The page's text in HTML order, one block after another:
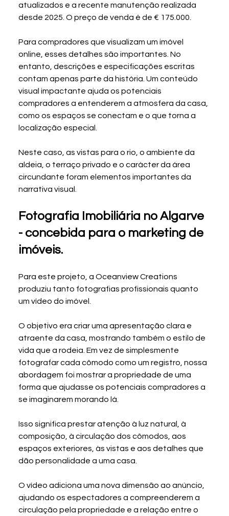
atualizados e a recente manutenção realizada
desde 2025. O preço de venda é de € 175.000.
Para compradores que visualizam um imóvel
online, esses detalhes são importantes. No
entanto, descrições e especificações escritas
contam apenas parte da história. Um conteúdo
visual impactante ajuda os potenciais
compradores a entenderem a atmosfera da casa,
como os espaços se conectam e o que torna a
localização especial.
Neste caso, as vistas para o rio, o ambiente da
aldeia, o terraço privado e o carácter da área
circundante foram elementos importantes da
narrativa visual.
Fotografia Imobiliária no Algarve
- concebida para o marketing de
imóveis.
Para este projeto, a Oceanview Creations
produziu tanto fotografias profissionais quanto
um vídeo do imóvel.
O objetivo era criar uma apresentação clara e
atraente da casa, mostrando também o estilo de
vida que a rodeia. Em vez de simplesmente
fotografar cada cômodo como um registro, nossa
abordagem foi mostrar a propriedade de uma
forma que ajudasse os potenciais compradores a
se imaginarem morando lá.
Isso significa prestar atenção à luz natural, à
composição, à circulação dos cômodos, aos
espaços exteriores, às vistas e aos detalhes que
dão personalidade a uma casa.
O vídeo adiciona uma nova dimensão ao anúncio,
ajudando os espectadores a compreenderem a
circulação pela propriedade e a relação entre o